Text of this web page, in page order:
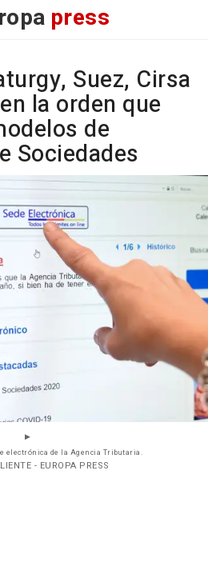
press
Suez, Cirsa
la orden que
de
Sociedades
electrónica de la Agencia Tributaria.
- EUROPA PRESS